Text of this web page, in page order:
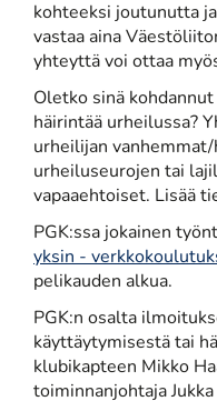
kohteeksi joutunutta
vastaa aina
yhteyttä voi ottaa
Oletko sinä
häirintää urheilussa?
urheilijan
urheiluseurojen tai
vapaaehtoiset. Lisää
PGK:ssa jokainen
yksin -
pelikauden alkua.
PGK:n osalta
käyttäytymisestä tai
klubikapteen Mikko
toiminnanjohtaja